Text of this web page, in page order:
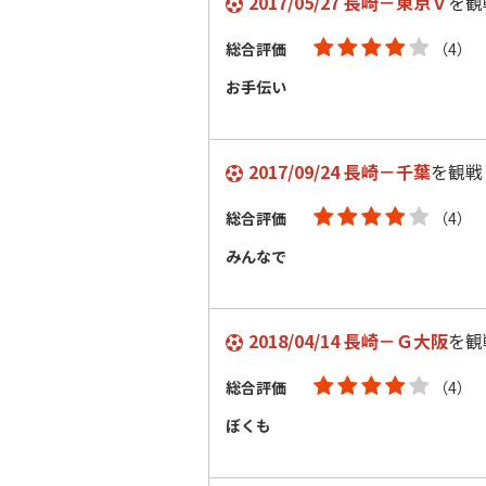
総合評価
（4）
お手伝い
2017/09/24 長崎－千葉を観戦
総合評価
（4）
みんなで
2018/04/14 長崎－Ｇ大阪を
総合評価
（4）
ぼくも